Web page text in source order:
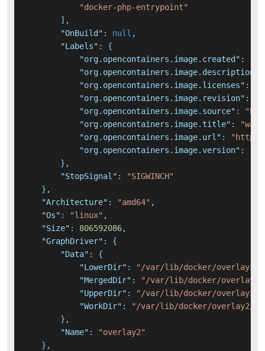
"docker-php-entrypoint"
] ,
"OnBuild" : null ,
"Labels" :
{
"org.opencontainers.image.created" :
"org.opencontainers.image.description"
"org.opencontainers.image.licenses" :
"org.opencontainers.image.revision" :
"org.opencontainers.image.source" :
"org.opencontainers.image.title" :
"org.opencontainers.image.url" :
"org.opencontainers.image.version" :
} ,
"StopSignal" :
"SIGWINCH"
} ,
"Architecture" : "amd64" ,
"Os" : "linux" ,
"Size" : 806592086,
"GraphDriver" :
{
"Data" :
{
"LowerDir" :
"/var/lib/docker/overlay2/
"MergedDir" :
"/var/lib/docker/overlay2/
"UpperDir" :
"/var/lib/docker/overlay2/
"WorkDir" :
"/var/lib/docker/overlay2/
} ,
"Name" :
"overlay2"
} ,